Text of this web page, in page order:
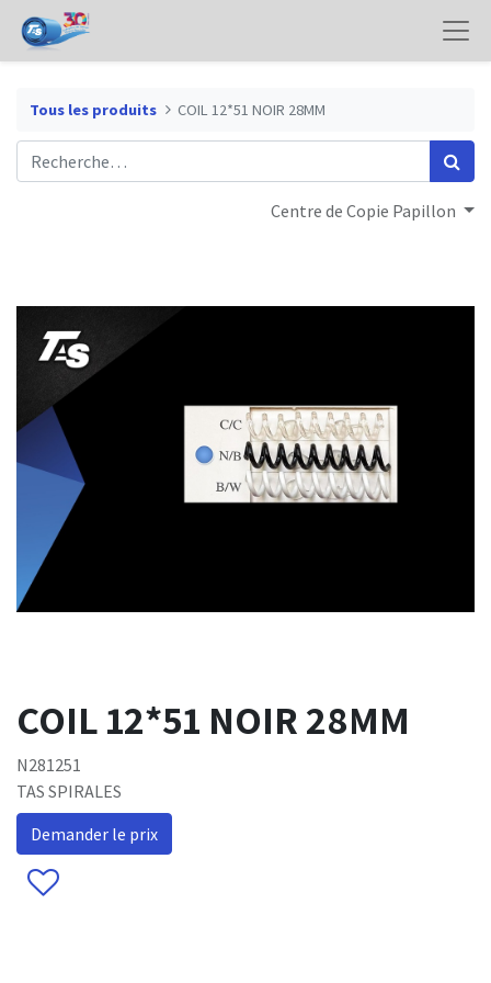
Tous les produits COIL 12*51 NOIR 28MM
Centre de Copie Papillon
COIL 12*51 NOIR 28MM
N281251
TAS SPIRALES
Demander le prix